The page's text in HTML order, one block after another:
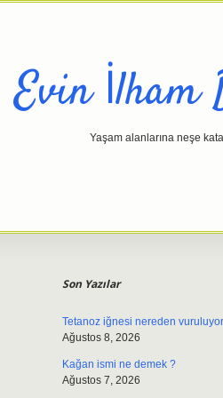
Evin İlham
Yaşam alanlarına neşe
Son Yazılar
Tetanoz iğnesi nereden
Ağustos 8, 2026
Kağan ismi ne demek ?
Ağustos 7, 2026